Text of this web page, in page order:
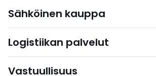
Sähköinen kauppa
Logistiikan palvelut
Vastuullisuus